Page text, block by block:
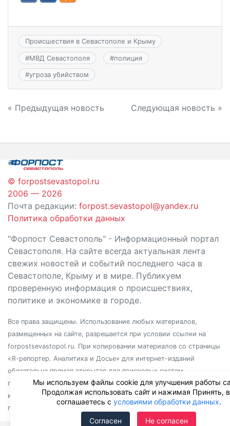
Происшествия в Севастополе и Крыму
#МВД Севастополя #полиция
#угроза убийством
Навигация
записям
« Предыдущая новость Следующая новость »
© forpostsevastopol.ru
2006 — 2026
Почта редакции: forpost.sevastopol@yandex.ru
Политика обработки данных
"Форпост Севастополь" - Информационный портал
Севастополя. На сайте всегда актуальная лента
свежих новостей и событий последнего часа в
Севастополе, Крыму и в мире. Публикуем
проверенную информация о происшествиях,
политике и экономике в городе.
Все права защищены. Использование любых материалов,
размещенных на сайте, разрешается при условии ссылки на
forpostsevastopol.ru. При копировании материалов со страницы
«Я-репортер. Аналитика и Досье» для интернет-изданий
обязательна прямая открытая для поисковых систем
гиперссылка. Независимо от полного или частичного
использования материалов, ссылка должна быть размещена в
подзаголовке или первом абзаце материала.
Мы используем файлы cookie для улучшения работы
Продолжая использовать сайт и нажимая Принять,
соглашаетесь с условиями обработки данных.
Согласен Не согласен